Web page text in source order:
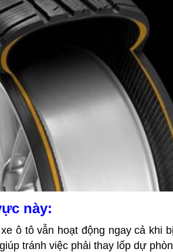
này:
ô tô vẫn hoạt động ngay cả khi
tránh việc phải thay lốp dự